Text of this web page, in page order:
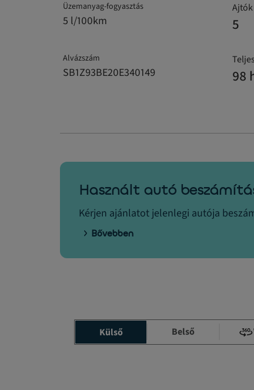
Üzemanyag-fogyasztás
5 l/100km
Ajtók
5
Alvázszám
SB1Z93BE20E340149 98
Használt autó
Kérjen ajánlatot jelenlegi autója
Bővebben
Külső Belső